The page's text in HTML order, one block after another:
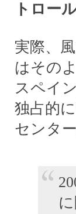
トロー
実際、
はその
スペイ
独占的
センタ